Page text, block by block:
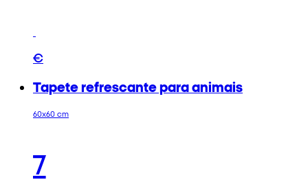
€
Tapete refrescante para animais
60x60 cm
7